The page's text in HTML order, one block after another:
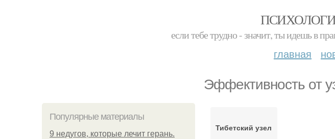
если тебе трудно - значит, ты идешь в
главная
Эффективность от
Популярные материалы
9 недугов, которые лечит герань.
Тибетский узел